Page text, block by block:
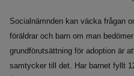
Socialnämnden kan väcka frågan
föräldrar och barn om man
grundförutsättning för adoption är
samtycker till det. Har barnet fyllt